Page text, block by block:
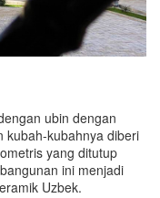
ubin dengan
kubah-kubahnya diberi
yang ditutup
ini menjadi
Uzbek.